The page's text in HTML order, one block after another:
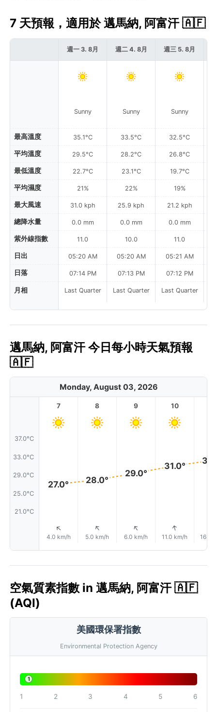
7 天預報，適用於 邁馬納, 阿富汗 🇦🇫
最高溫度
平均溫度
最低溫度
平均濕度
最大風速
總降水量
紫外線指數
日出
日落
月相
週一 3. 8月
Sunny
35.1°C
29.5°C
22.7°C
21%
31.0 kph
0.0 mm
11.0
05:20 AM
07:14 PM
Last Quarter
週二 4. 8月
Sunny
33.5°C
28.2°C
23.1°C
22%
25.9 kph
0.0 mm
10.0
05:20 AM
07:13 PM
Last Quarter
週三 5. 8月
Sunny
32.5°C
26.8°C
19.7°C
19%
21.2 kph
0.0 mm
11.0
05:21 AM
07:12 PM
Last Quarter
邁馬納, 阿富汗 今日每小時天氣預報
🇦🇫
Monday, August 03, 2026
37.0°C
33.0°C
29.0°C
25.0°C
21.0°C
7
27.0°
↑
4.0 km/h
8
28.0°
↑
5.0 km/h
9
29.0°
↑
6.0 km/h
10
31.0°
↑
11.0 km/h 16.0
空氣質素指數 in 邁馬納, 阿富汗 🇦🇫
(AQI)
美國環保署指數
Environmental Protection Agency
1
1 2 3 4 5 6